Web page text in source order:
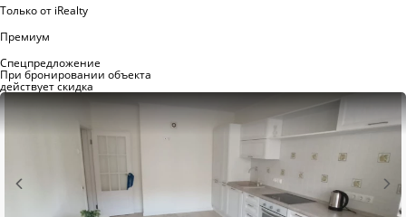
Только от iRealty
Премиум
Спецпредложение
При бронировании объекта
действует скидка